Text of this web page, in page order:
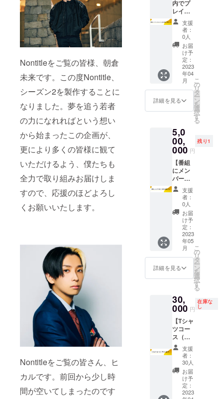
Nontitleをご覧の皆様、朝倉
未来です。この度Nontitle、
シーズン2を製作することに
なりました。夢を追う若者
の力になれればという想い
から始まったこの企画が、
更により多くの皆様に観て
いただけるよう、僕たちも
全力で取り組みお届けしま
すので、応援のほどよろし
くお願いいたします。
Nontitleをご覧の皆さん、ヒ
カルです。前回から少し時
間が空いてしまったのです
や公序
良俗に
反する
お名前
は掲載
をお断
りする
事が御
座いま
す、ご
注意く
ださ
い。 法
控え下
さい。
い場合
は
CAMPF
IREにて
使用さ
れてい
るハン
ドル
ネーム
を使用
させて
頂きま
すので
た、特
定の人
物を比
喩する
お名前
や公序
良俗に
反する
お名前
は掲載
をお断
りする
事が御
座いま
す、ご
注意く
ださ
い。 法
控え下
さい。
オー
ディエ
ンス票
として
投票に
参加で
きる権
現地ま
での交
通費は
ご自身
でご負
担くだ
さい。
DEMO
日程は
決定し
次第お
知らせ
しま
す。ご
自身の
ご都合
により
ご来場
いただ
けない
場合で
も払い
戻しは
いたし
ません
のでご
注意く
ださ
日の様
子は放
送まで
口外し
ないよ
うにお
願いし
ます。
当日秘
密保持
契約書
にサイ
ンいた
カー 青
木Pを講
演 or メ
ンタリ
ングに
呼べる
権（宿
泊交通
費は別
途） 青
木Pを事
業など
におけ
る講演
か、メ
ングに
呼ぶこ
とがで
きま
す。 想
定時間
は1時間
程度で
す。 都
内から
現地ま
での交
通費は
別途ご
負担く
ださ
い。 関
東圏内
を想
定。他
相談 日
程は双
方話し
合いの
上決定
いたし
ます。
回をお
届け
CAMPF
IRE限定
Nontitle
タンブ
ラー
CAMPF
IRE限定
Nontitle
番組ス
タッフT
シャツ
CAMPF
IRE限定
ステッ
カー 企
業掲載
エンド
ロール
に企業
表記と
概要覧
にURL
表記い
たしま
す。 ＜
スポン
サー条
件＞
#1~6は
1月28日
(水)ま
で、
#7~12
は2月22
日(水)ま
でに支
援した
方限定
です。
何話に
掲載す
るかは
指定が
できま
せん。
公序良
俗に反
内でプ
レイス
メント
広告を
出せる
権コー
ス】 お
礼の
メッ
セージ
CAMPF
IRE活動
報告に
てプロ
デュー
チーフ
メン
ター青
木＆出
演メン
バーの
支援者
限定コ
ラム全5
回をお
届け
CAMPF
IRE限定
Nontitle
タンブ
ラー
CAMPF
IRE限定
Nontitle
番組ス
シャツ
CAMPF
IRE限定
Nontitle
ステッ
カー 番
組内で
プレイ
スメン
ト広告
を出せ
る権 ＜
スポン
支援
者：
0人
お届
け予
定：
2023
年04
月
詳細を見る
こ
の
リ
タ
ー
ン
を
選
択
す
る
5,0
00,
000 円
残り1
【番組
にメン
バーと
して出
られる
権コー
ス】 ＊
本リ
ターン
の支援
締め切
り日：1
月15日
(日) お
礼の
メッ
CAMPF
IRE活動
報告に
てプロ
デュー
サー兼
チーフ
メン
ター青
木＆出
演メン
バーの
支援者
支援
者：
0人
お届
け予
定：
2023
年05
月
詳細を見る
こ
の
リ
タ
ー
ン
を
選
択
す
る
30,
000 円
在庫な
し
【Tシャ
ツコー
ス（サ
インあ
り）】
Nontitle
番組ス
タッフT
シャツ
(ヒカル
支援
者：
30人
お届
け予
定：
2023